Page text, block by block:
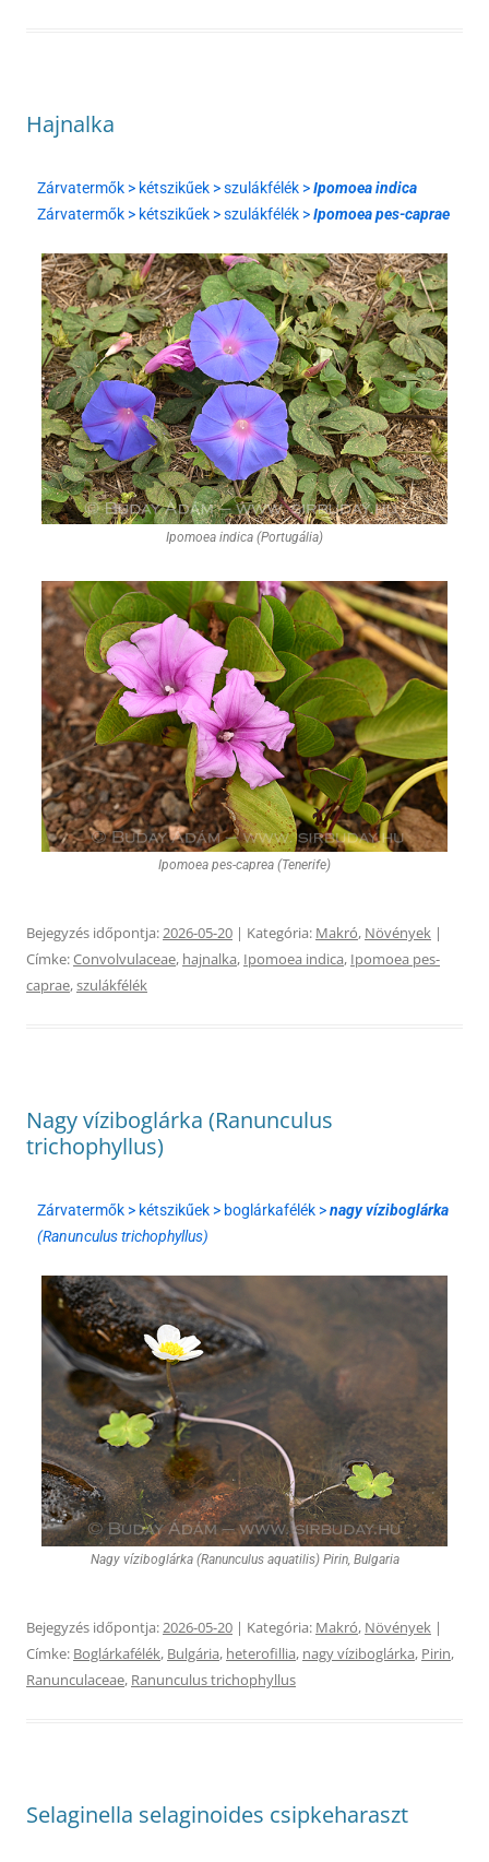
Hajnalka
Zárvatermők > kétszikűek > szulákfélék >Ipomoea indica
Zárvatermők > kétszikűek > szulákfélék >Ipomoea pes-caprae
Ipomoea indica (Portugália)
Ipomoea pes-caprea (Tenerife)
Bejegyzés időpontja:2026-05-20 | Kategória: Makró, Növények |
Címke:Convolvulaceae, hajnalka, Ipomoea indica, Ipomoea pes-
caprae,szulákfélék
Nagy víziboglárka (Ranunculus
trichophyllus)
Zárvatermők > kétszikűek > boglárkafélék >nagy víziboglárka
(Ranunculus trichophyllus)
Nagy víziboglárka (Ranunculus aquatilis) Pirin, Bulgaria
Bejegyzés időpontja:2026-05-20 | Kategória: Makró, Növények |
Címke: Boglárkafélék, Bulgária, heterofillia, nagy víziboglárka, Pirin,
Ranunculaceae, Ranunculus trichophyllus
Selaginella selaginoides csipkeharaszt